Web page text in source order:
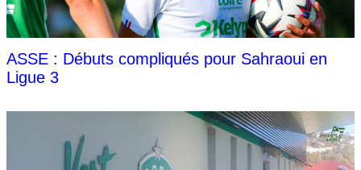
ASSE : Débuts compliqués pour Sahraoui en
Ligue 3